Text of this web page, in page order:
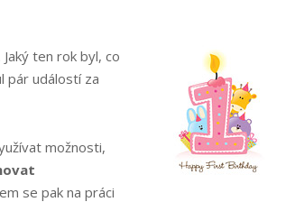
ten rok byl, co
pár událostí za
možnosti,
se pak na práci